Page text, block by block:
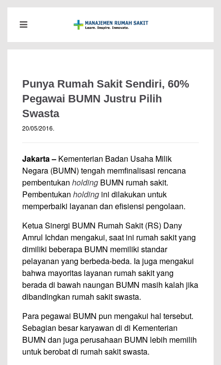
Punya Rumah Sakit Sendiri, 60%
Pegawai BUMN Justru Pilih
Swasta
20/05/2016.
Jakarta – Kementerian Badan Usaha Milik
Negara (BUMN) tengah memfinalisasi rencana
pembentukan holding BUMN rumah sakit.
Pembentukan holding ini dilakukan untuk
memperbaiki layanan dan efisiensi pengolaan.
Ketua Sinergi BUMN Rumah Sakit (RS) Dany
Amrul Ichdan mengakui, saat ini rumah sakit yang
dimiliki beberapa BUMN memiliki standar
pelayanan yang berbeda-beda. Ia juga mengakui
bahwa mayoritas layanan rumah sakit yang
berada di bawah naungan BUMN masih kalah jika
dibandingkan rumah sakit swasta.
Para pegawai BUMN pun mengakui hal tersebut.
Sebagian besar karyawan di di Kementerian
BUMN dan juga perusahaan BUMN lebih memilih
untuk berobat di rumah sakit swasta.